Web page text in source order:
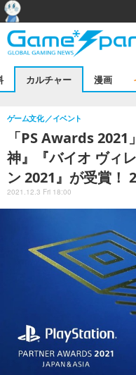
カルチャー 漫画
「PS Awards
神』『バイオ ヴィ
ン 2021』が受賞！
ゲーム文化 イベント
2021.12.3 Fri 18:00